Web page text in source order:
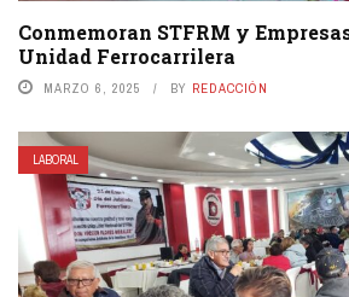
Conmemoran STFRM y
Unidad Ferrocarrilera
MARZO 6, 2025 BY REDACCIÓN
LABORAL